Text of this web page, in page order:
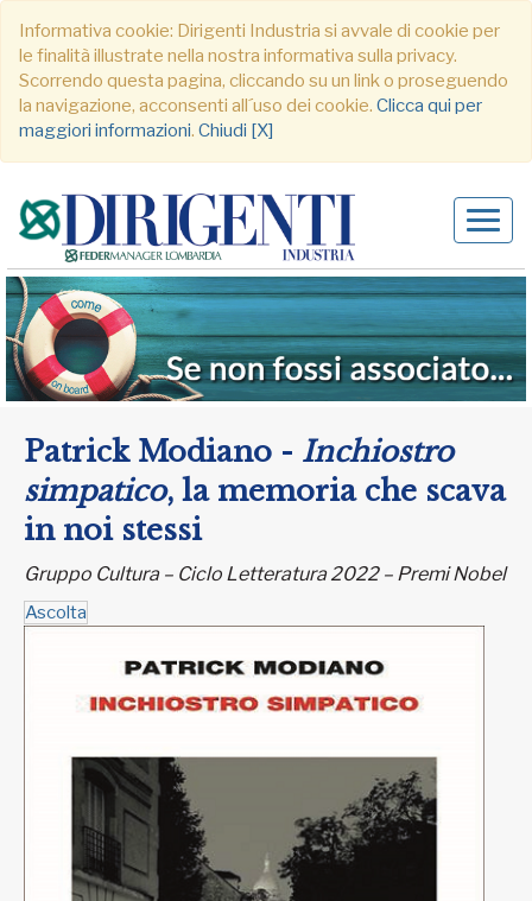
Informativa cookie: Dirigenti Industria si avvale di cookie per
le finalità illustrate nella nostra informativa sulla privacy.
Scorrendo questa pagina, cliccando su un link o proseguendo
la navigazione, acconsenti all´uso dei cookie. Clicca qui per
maggiori informazioni. Chiudi [X]
Patrick Modiano - Inchiostro
simpatico, la memoria che scava
in noi stessi
Gruppo Cultura – Ciclo Letteratura 2022 – Premi Nobel
Ascolta